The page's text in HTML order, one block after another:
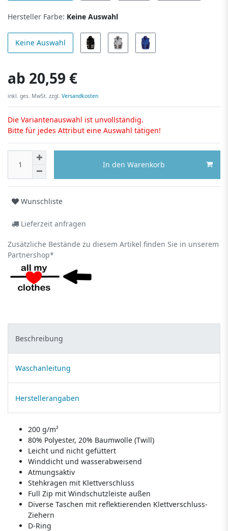
Hersteller Farbe: Keine Auswahl
Keine Auswahl
ab 20,59 €
inkl. ges. MwSt. zzgl. Versandkosten
Die Variantenauswahl ist unvollständig.
Bitte für jedes Attribut eine Auswahl tätigen!
In den Warenkorb
Wunschliste
Lieferzeit anfragen
Zusätzliche Bestände zu diesem Artikel finden Sie in unserem
Partnershop*
Beschreibung
Waschanleitung
Herstellerangaben
200 g/m²
80% Polyester, 20% Baumwolle (Twill)
Leicht und nicht gefüttert
Winddicht und wasserabweisend
Atmungsaktiv
Stehkragen mit Klettverschluss
Full Zip mit Windschutzleiste außen
Diverse Taschen mit reflektierenden Klettverschluss-
Ziehern
D-Ring